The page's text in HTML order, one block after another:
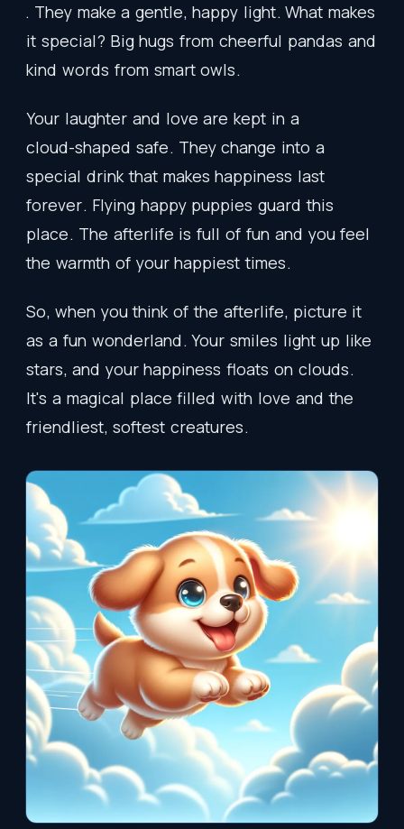
. They make a gentle, happy light. What makes
it special? Big hugs from cheerful pandas and
kind words from smart owls.
Your laughter and love are kept in a
cloud-shaped safe. They change into a
special drink that makes happiness last
forever. Flying happy puppies guard this
place. The afterlife is full of fun and you feel
the warmth of your happiest times.
So, when you think of the afterlife, picture it
as a fun wonderland. Your smiles light up like
stars, and your happiness floats on clouds.
It's a magical place filled with love and the
friendliest, softest creatures.